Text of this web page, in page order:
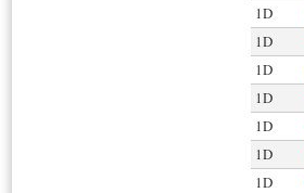
1D
1D
1D
1D
1D
1D
1D